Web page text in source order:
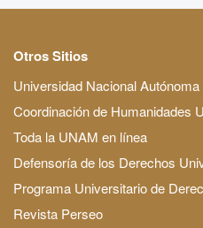
Otros Sitios
Universidad Nacional
Coordinación de Humanidades
Toda la UNAM en línea
Defensoría de los Derechos
Programa Universitario de
Revista Perseo